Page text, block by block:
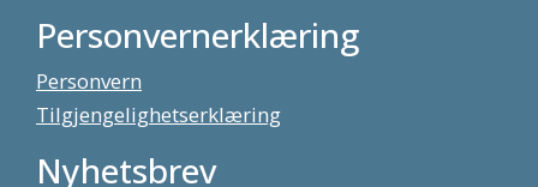
Personvernerklæring
Personvern
Tilgjengelighetserklæring
Nyhetsbrev